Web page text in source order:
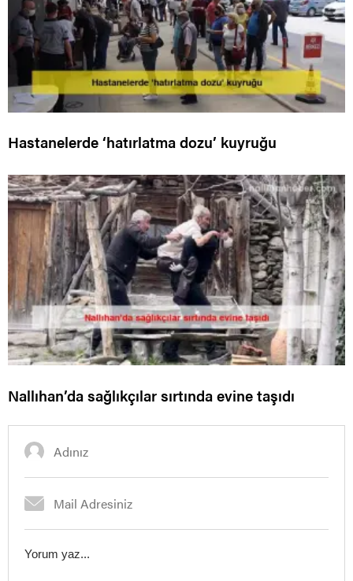
Hastanelerde ‘hatırlatma dozu’ kuyruğu
Nallıhan’da sağlıkçılar sırtında evine taşıdı